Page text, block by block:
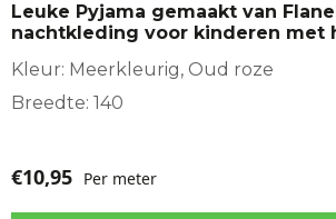
Leuke Pyjama gemaakt van
nachtkleding voor kinderen met
Kleur: Meerkleurig, Oud roze
Breedte: 140
€10,95 Per meter